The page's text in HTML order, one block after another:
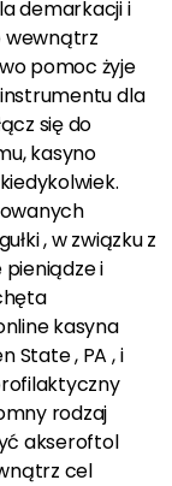
demarkacji i
wewnątrz
pomoc żyje
dla
się do
kasyno
, w związku z
i
kasyna
State , PA , i
rodzaj
akseroftol
cel